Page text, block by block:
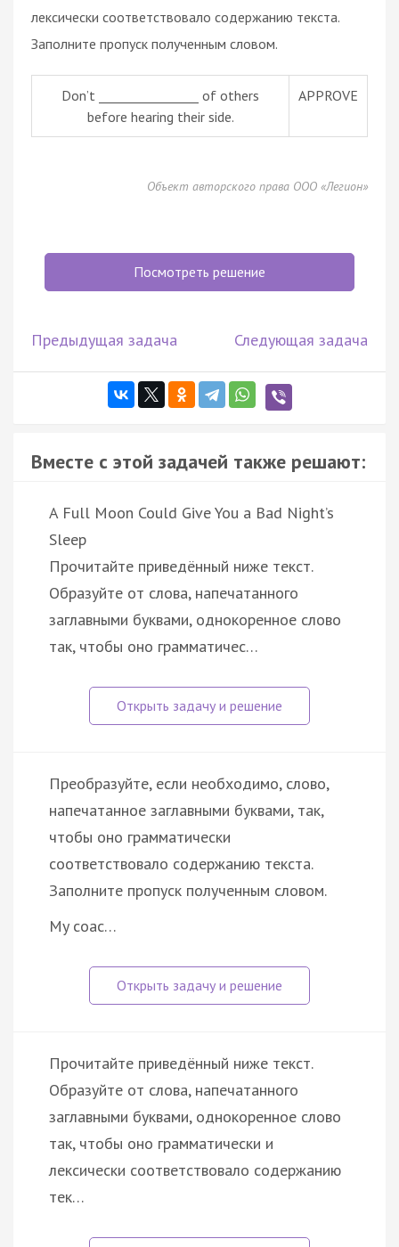
лексически соответствовало содержанию текста.
Заполните пропуск полученным словом.
Don’t ________________ of others
before hearing their side.
APPROVE
Объект авторского права ООО «Легион»
Посмотреть решение
Предыдущая задача Следующая задача
Вместе с этой задачей также решают:
A Full Moon Could Give You a Bad Night’s
Sleep
Прочитайте приведённый ниже текст.
Образуйте от слова, напечатанного
заглавными буквами, однокоренное слово
так, чтобы оно грамматичес…
Преобразуйте, если необходимо, слово,
напечатанное заглавными буквами, так,
чтобы оно грамматически
соответствовало содержанию текста.
Заполните пропуск полученным словом.
My coac…
Прочитайте приведённый ниже текст.
Образуйте от слова, напечатанного
заглавными буквами, однокоренное слово
так, чтобы оно грамматически и
лексически соответствовало содержанию
тек…